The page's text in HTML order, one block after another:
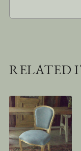
RELATED